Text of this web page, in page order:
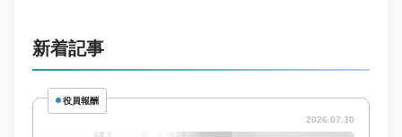
新着記事
役員報酬
2026.07.30